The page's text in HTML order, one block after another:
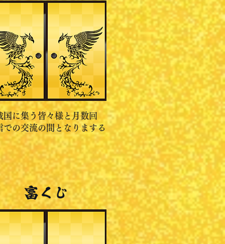
国に集う皆々様と月数回
での交流の間となりまする
富くじ